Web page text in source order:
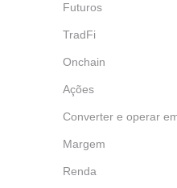
Futuros
TradFi
Onchain
Ações
Converter e operar
Margem
Renda